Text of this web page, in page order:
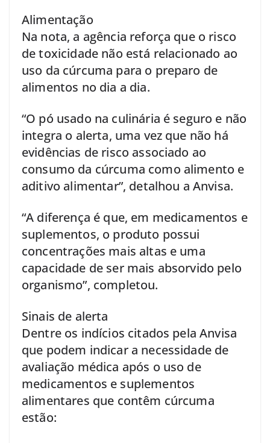
Alimentação
Na nota, a agência reforça que o risco
de toxicidade não está relacionado ao
uso da cúrcuma para o preparo de
alimentos no dia a dia.
“O pó usado na culinária é seguro e não
integra o alerta, uma vez que não há
evidências de risco associado ao
consumo da cúrcuma como alimento e
aditivo alimentar”, detalhou a Anvisa.
“A diferença é que, em medicamentos e
suplementos, o produto possui
concentrações mais altas e uma
capacidade de ser mais absorvido pelo
organismo”, completou.
Sinais de alerta
Dentre os indícios citados pela Anvisa
que podem indicar a necessidade de
avaliação médica após o uso de
medicamentos e suplementos
alimentares que contêm cúrcuma
estão: